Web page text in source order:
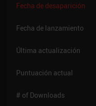
Fecha de desaparición
Fecha de lanzamiento
Última actualización
Puntuación actual
# of Downloads